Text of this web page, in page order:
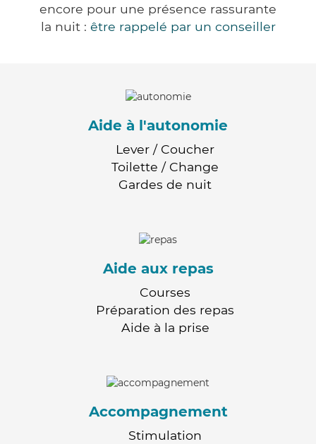
encore pour une présence rassurante
la nuit : être rappelé par un conseiller
Aide à l'autonomie
Lever / Coucher
Toilette / Change
Gardes de nuit
Aide aux repas
Courses
Préparation des repas
Aide à la prise
Accompagnement
Stimulation